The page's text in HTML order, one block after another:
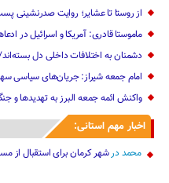
از روستا تا عشایر؛ روایت صدرنشینی
ماموستا قادری: آمریکا و اسرائیل در
دشمنان به اختلافات داخلی دل
امام جمعه شیراز: جریان‌های سیاسی
واکنش ائمه جمعه البرز به تهدیدها و
اخبار مهم استانی:
محمد درشهر کرمان برای استقبال از